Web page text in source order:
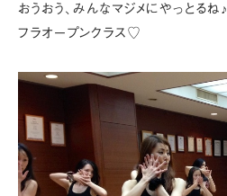
おうおう、みんなマジメにやっとるね♪
フラオープンクラス♡